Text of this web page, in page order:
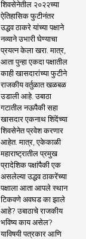
शिवसेनेतील २०२२च्या
ऐतिहासिक फुटीनंतर
उद्धव ठाकरे यांच्या पक्षाने
नव्याने उभारी घेण्याचा
प्रयत्न केला खरा. मात्र,
आता पुन्हा एकदा पक्षातील
काही खासदारांच्या फुटीने
राजकीय वर्तुळात खळबळ
उडाली आहे. उबाठा
गटातील नऊपैकी सहा
खासदार एकनाथ शिंदेंच्या
शिवसेनेत प्रवेश करणार
आहेत. मात्र, एकेकाळी
महाराष्ट्रातील प्रमुख
प्रादेशिक पक्षांपैकी एक
असलेल्या उद्धव ठाकरेंच्या
पक्षाला आता आपले स्थान
टिकवणे अवघड का झाले
आहे? उबाठाचे राजकीय
भविष्य काय असेल?
याविषयी पत्रकार आणि